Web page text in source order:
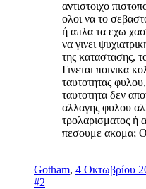
αντιστοιχο
ολοι να το
ή απλα τα εχω
να γινει
της καταστασης,
Γινεται ποινικα
ταυτοτητας
ταυτοτητα δεν
αλλαγης φυλου
τρολαρισματος ή
πεσουμε ακομα; Ο
Gotham, 4 Οκτωβρίου
#2